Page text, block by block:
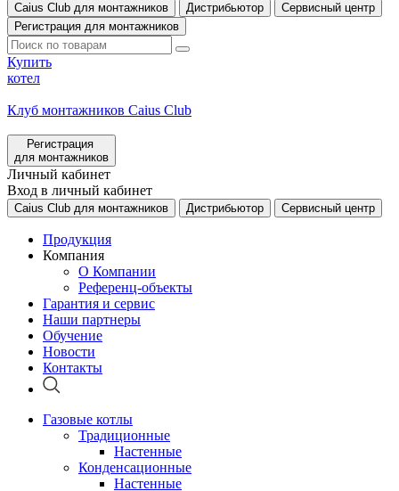
Caius Club для монтажников
Дистрибьютор
Сервисный центр
Регистрация для монтажников
Купить
котел
Клуб монтажников Caius Club
Регистрация
для монтажников
Личный кабинет
Вход в личный кабинет
Caius Club для монтажников Дистрибьютор Сервисный центр
Продукция
Компания
О Компании
Референц-объекты
Гарантия и сервис
Наши партнеры
Обучение
Новости
Контакты
Газовые котлы
Традиционные
Настенные
Конденсационные
Настенные